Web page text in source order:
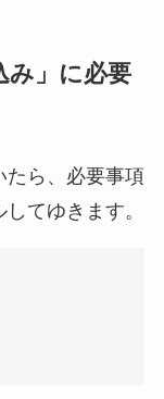
み」に必要
たら、必要事項
てゆきます。